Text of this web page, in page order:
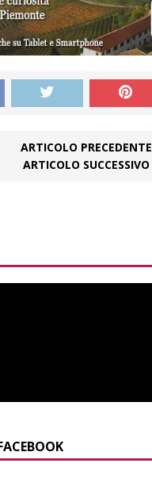
ARTICOLO PRECEDENTE
ARTICOLO SUCCESSIVO